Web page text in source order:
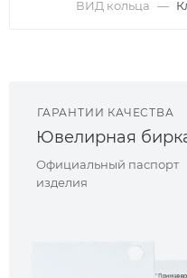
ВИД кольца —
ГАРАНТИИ КАЧЕСТВА
Ювелирная
Официальный паспорт
изделия